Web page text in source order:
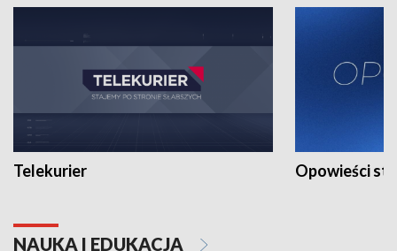
Telekurier Opowieści
NAUKA I EDUKACJA